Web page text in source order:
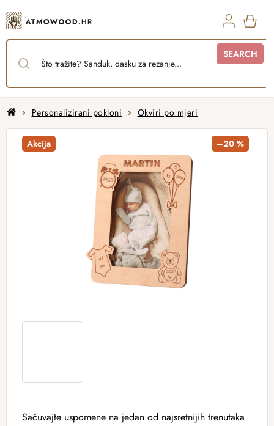
to
content
SEARCH
HomePersonalizirani pokloni Okviri po mjeri
Sačuvajte uspomene na jedan od najsretnijih trenutaka
Akcija –20 %